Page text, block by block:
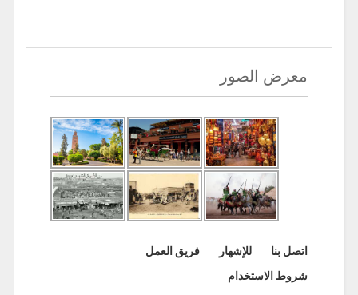
معرض الصور
اتصل بنا للإشهار
فريق العمل
شروط الاستخدام